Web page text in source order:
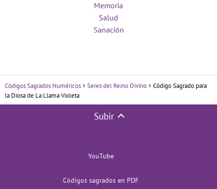
Memoria
Salud
Sanación
Códigos Sagrados Numéricos Seres del Reino Divino
Código Sagrado para
la Diosa de La Llama Violeta
Subir
YouTube
Códigos sagrados en PDF